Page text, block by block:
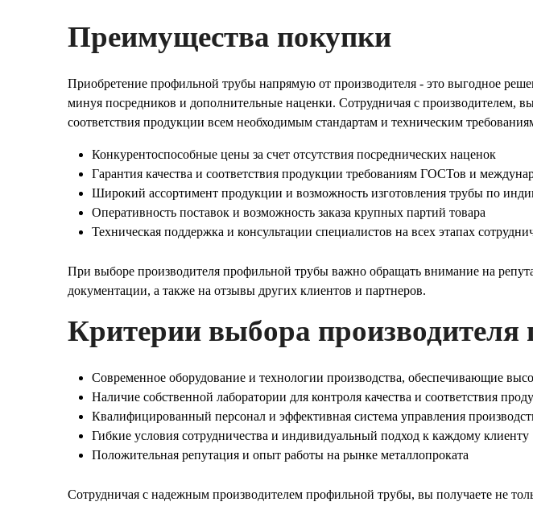
Преимущества покупки
Приобретение профильной трубы напрямую от производителя - это выгодное
минуя посредников и дополнительные наценки. Сотрудничая с производителем,
соответствия продукции всем необходимым стандартам и техническим
Конкурентоспособные цены за счет отсутствия посреднических наценок
Гарантия качества и соответствия продукции требованиям ГОСТов и
Широкий ассортимент продукции и возможность изготовления трубы по
Оперативность поставок и возможность заказа крупных партий товара
Техническая поддержка и консультации специалистов на всех этапах
При выборе производителя профильной трубы важно обращать внимание на
документации, а также на отзывы других клиентов и партнеров.
Критерии выбора
Современное оборудование и технологии производства, обеспечивающие
Наличие собственной лаборатории для контроля качества и соответствия
Квалифицированный персонал и эффективная система управления
Гибкие условия сотрудничества и индивидуальный подход к каждому клиенту
Положительная репутация и опыт работы на рынке металлопроката
Сотрудничая с надежным производителем профильной трубы, вы получаете не